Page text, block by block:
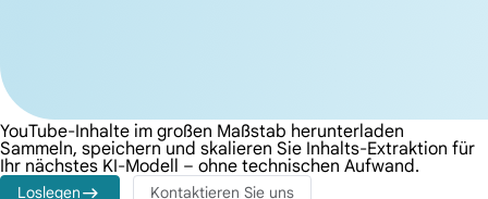
YouTube-Inhalte im großen Maßstab herunterladen
Sammeln, speichern und skalieren Sie Inhalts-Extraktion für
Ihr nächstes KI-Modell – ohne technischen Aufwand.
Loslegen Kontaktieren Sie uns